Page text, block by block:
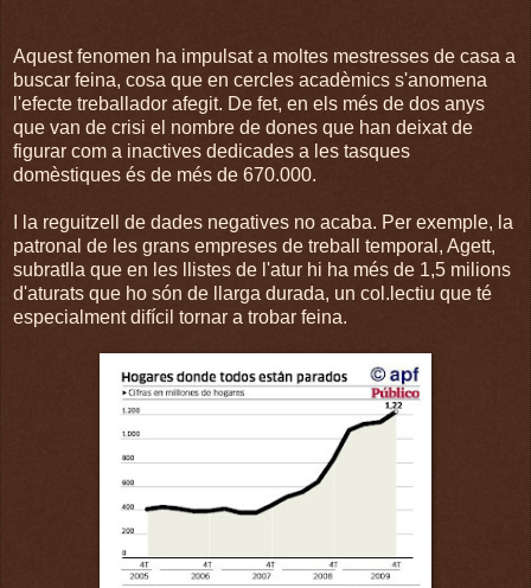
Aquest fenomen ha impulsat a moltes mestresses de casa a
buscar feina, cosa que en cercles acadèmics s'anomena
l'efecte treballador afegit. De fet, en els més de dos anys
que van de crisi el nombre de dones que han deixat de
figurar com a inactives dedicades a les tasques
domèstiques és de més de 670.000.
I la reguitzell de dades negatives no acaba. Per exemple, la
patronal de les grans empreses de treball temporal, Agett,
subratlla que en les llistes de l'atur hi ha més de 1,5 milions
d'aturats que ho són de llarga durada, un col.lectiu que té
especialment difícil tornar a trobar feina.